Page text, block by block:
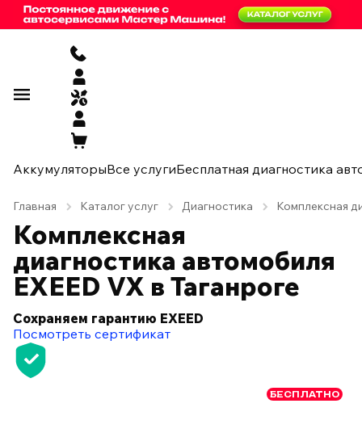
АккумуляторыВсе услугиБесплатная диагностика
Главная Каталог услуг Диагностика Комплексная
Комплексная
диагностика автомобиля
EXEED VX в Таганроге
Сохраняем гарантию EXEED
Посмотреть сертификат
БЕСПЛАТНО